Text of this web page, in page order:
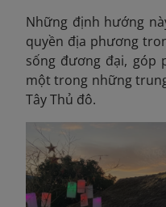
Những định hướng
quyền địa phương
sống đương đại, góp
một trong những
Tây Thủ đô.